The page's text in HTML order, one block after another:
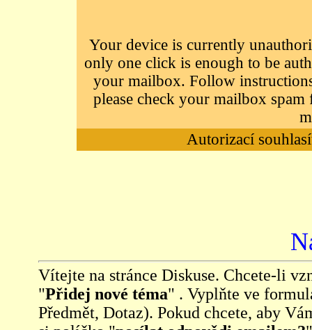
Your device is currently
only one click is enough to be
your mailbox. Follow
please check your mailbox
Autorizací
Vítejte na stránce Diskuse. Chcete-li
"Přidej nové téma" . Vyplňte ve
Předmět, Dotaz). Pokud chcete, aby